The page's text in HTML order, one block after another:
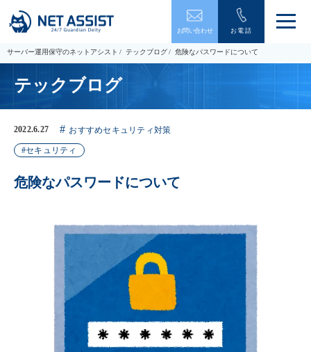
お問い合わせ お電話
メ
ー
サーバー運用保守のネットアシスト テックブログ 危険なパスワードについて
テックブログ
2022.6.27 おすすめセキュリティ対策
セキュリティ
危険なパスワードについて